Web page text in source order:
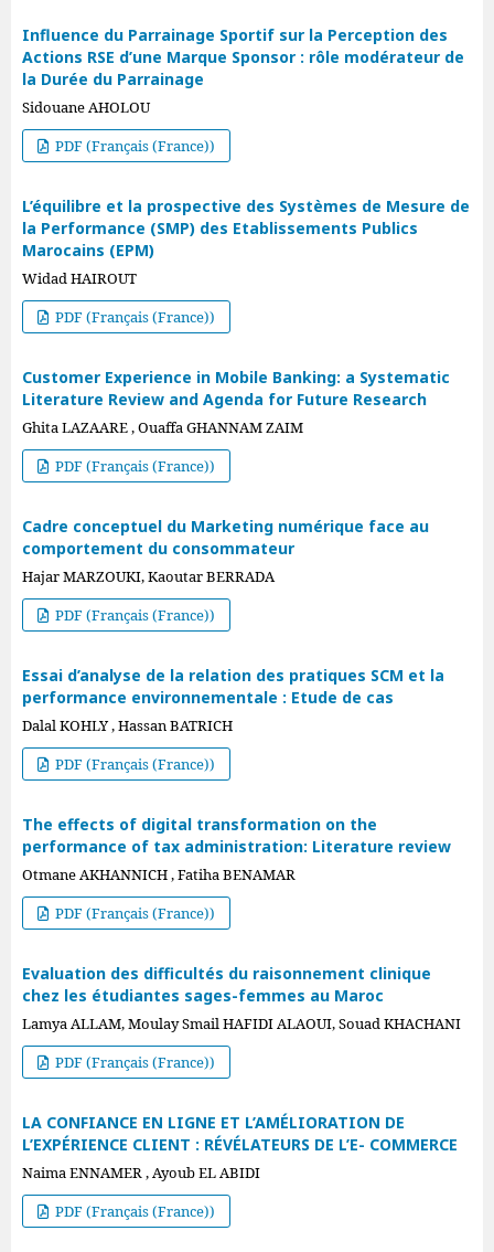
Influence du Parrainage Sportif sur la Perception des
Actions RSE d’une Marque Sponsor : rôle modérateur de
la Durée du Parrainage
Sidouane AHOLOU
PDF (Français (France))
L’équilibre et la prospective des Systèmes de Mesure de
la Performance (SMP) des Etablissements Publics
Marocains (EPM)
Widad HAIROUT
PDF (Français (France))
Customer Experience in Mobile Banking: a Systematic
Literature Review and Agenda for Future Research
Ghita LAZAARE , Ouaffa GHANNAM ZAIM
PDF (Français (France))
Cadre conceptuel du Marketing numérique face au
comportement du consommateur
Hajar MARZOUKI, Kaoutar BERRADA
PDF (Français (France))
Essai d’analyse de la relation des pratiques SCM et la
performance environnementale : Etude de cas
Dalal KOHLY , Hassan BATRICH
PDF (Français (France))
The effects of digital transformation on the
performance of tax administration: Literature review
Otmane AKHANNICH , Fatiha BENAMAR
PDF (Français (France))
Evaluation des difficultés du raisonnement clinique
chez les étudiantes sages-femmes au Maroc
Lamya ALLAM, Moulay Smail HAFIDI ALAOUI, Souad KHACHANI
PDF (Français (France))
LA CONFIANCE EN LIGNE ET L’AMÉLIORATION DE
L’EXPÉRIENCE CLIENT : RÉVÉLATEURS DE L’E- COMMERCE
Naima ENNAMER , Ayoub EL ABIDI
PDF (Français (France))